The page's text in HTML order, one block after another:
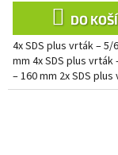
DO
4x SDS plus vrták – 5/
mm 4x SDS plus
– 160 mm 2x SDS plus